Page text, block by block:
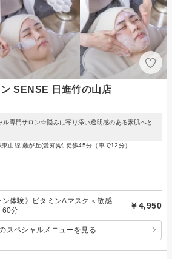
SENSE 日進竹の山店
ル専門サロン☆悩みに寄り添い透明感のある素肌へと
山線 藤が丘(愛知)駅 徒歩45分（車で12分）
ン体験》ビタミンAマスク＜敏感
60分
￥4,950
スペシャルメニューを見る